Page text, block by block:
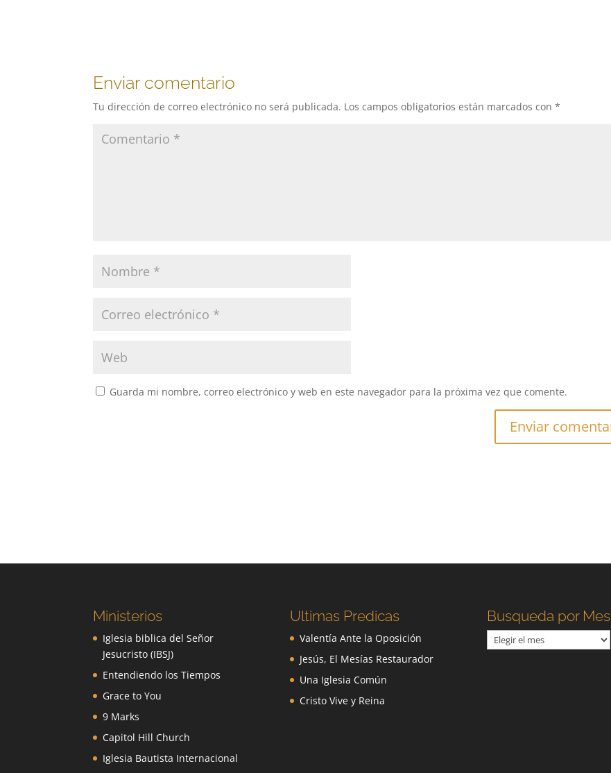
Enviar comentario
Tu dirección de correo electrónico no será publicada. Los campos obligatorios están marcados con*
Guarda mi nombre, correo electrónico y web en este navegador para la próxima vez que comente.
Ministerios
Iglesia biblica del Señor
Jesucristo (IBSJ)
Entendiendo los Tiempos
Grace to You
9 Marks
Capitol Hill Church
Iglesia Bautista Internacional
Ultimas Predicas
Valentía Ante la Oposición
Jesús, El Mesías Restaurador
Una Iglesia Común
Cristo Vive y Reina
Busqueda por Mes
Busqueda
por